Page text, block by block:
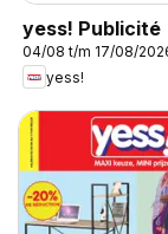
yess! Publicité
04/08 t/m 17/08/
yess!